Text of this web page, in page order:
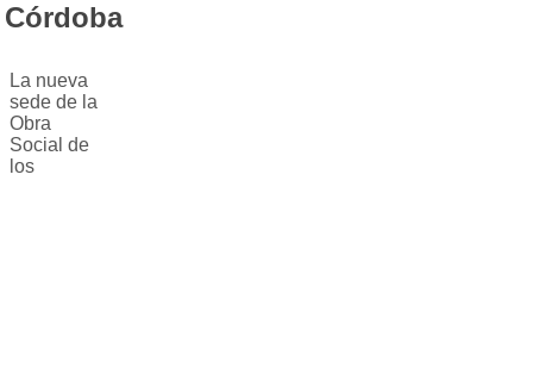
Córdoba
La nueva
sede de la
Obra
Social de
los